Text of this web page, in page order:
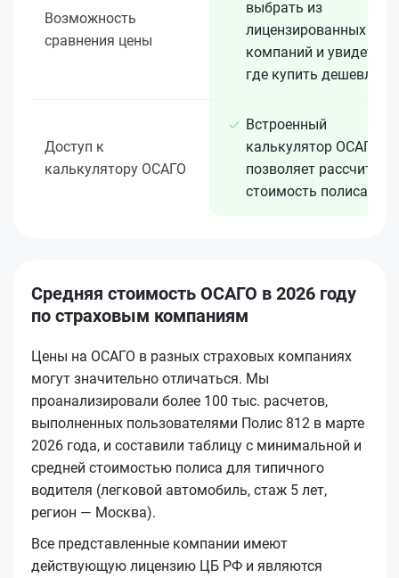
Возможность
сравнения цены
выбрать из
лицензированных 15+
компаний и увидеть,
где купить дешевле
Доступ к
калькулятору ОСАГО
Встроенный
калькулятор ОСАГО
позволяет рассчитать
стоимость полиса
Средняя стоимость ОСАГО в 2026 году
по страховым компаниям
Цены на ОСАГО в разных страховых компаниях
могут значительно отличаться. Мы
проанализировали более 100 тыс. расчетов,
выполненных пользователями Полис 812 в марте
2026 года, и составили таблицу с минимальной и
средней стоимостью полиса для типичного
водителя (легковой автомобиль, стаж 5 лет,
регион — Москва).
Все представленные компании имеют
действующую лицензию ЦБ РФ и являются